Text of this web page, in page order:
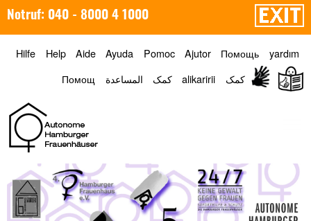
Notruf: 040 - 8000 4 1000
Hilfe Help Aide Ayuda Pomoc Ajutor Помощь
yardım
Помощ
المساعدة کمک alikaririi کمک